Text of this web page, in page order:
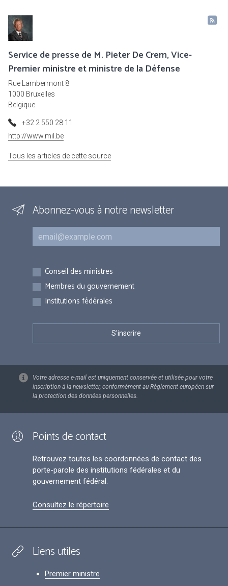
Service de presse de M. Pieter De Crem, Vice-
Premier ministre et ministre de la Défense
Rue Lambermont 8
1000 Bruxelles
Belgique
+32 2 550 28 11
http://www.mil.be
Tous les articles de cette source
Abonnez-vous à notre newsletter
Courriel
Inscriptions
Conseil des ministres
Membres du gouvernement
Institutions fédérales
Votre adresse e-mail est uniquement conservée et utilisée pour votre
inscription à la newsletter, conformément au Règlement européen sur
la protection des données personnelles.
Points de contact
Retrouvez toutes les coordonnées de contact des
porte-parole des institutions fédérales et du
gouvernement fédéral.
Consultez le répertoire
Liens utiles
Premier ministre